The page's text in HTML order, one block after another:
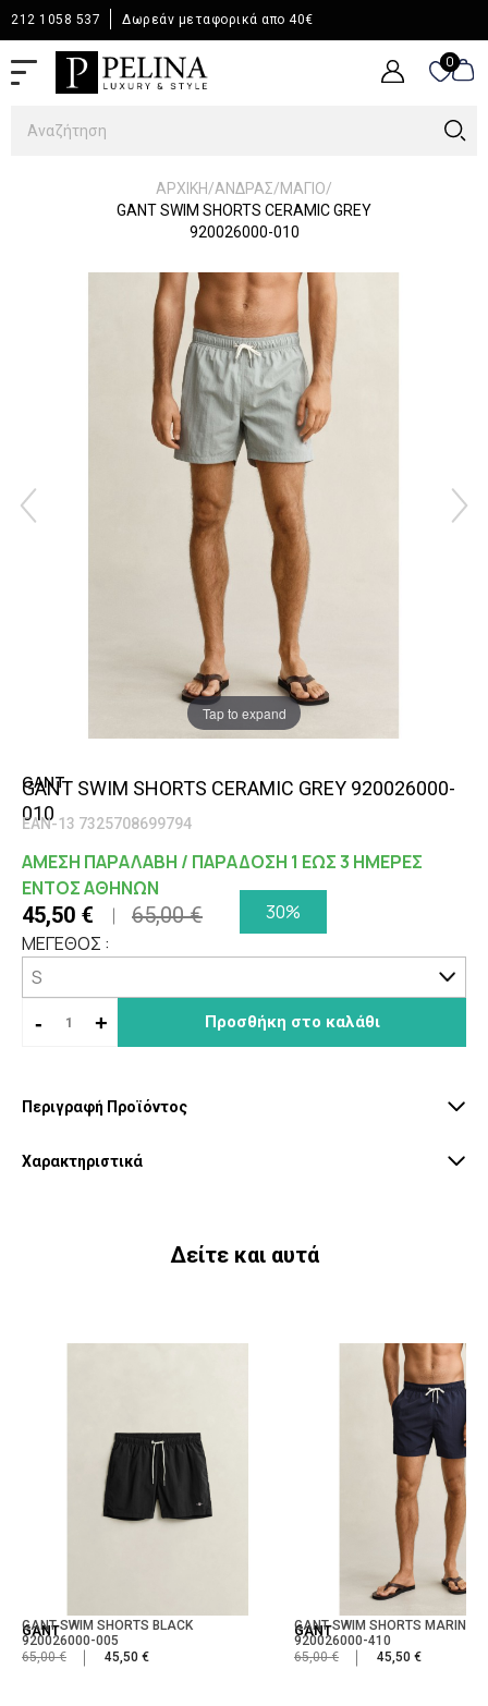
212 1058 537 Δωρεάν μεταφορικά απο 40€
0
0
ΑΡΧΙΚΉ/ΆΝΔΡΑΣ/ΜΑΓΙΟ/
GANT SWIM SHORTS CERAMIC GREY
920026000-010
Tap to expand
GANT
GANT SWIM SHORTS CERAMIC GREY 920026000-
010
EAN-13 7325708699794
ΑΜΕΣΗ ΠΑΡΑΛΑΒΗ / ΠΑΡΑΔΟΣΗ 1 ΕΩΣ 3 ΗΜΕΡΕΣ
ΕΝΤΟΣ ΑΘΗΝΩΝ
45,50 € 65,00 €
30%
ΜΕΓΕΘΟΣ :
- + Προσθήκη στο καλάθι
Περιγραφή Προϊόντος
Χαρακτηριστικά
Δείτε και αυτά
GANT
GANT SWIM SHORTS BLACK
920026000-005
65,00 €
45,50 €
GANT
GANT SWIM SHORTS MARINE
920026000-410
65,00 €
45,50 €